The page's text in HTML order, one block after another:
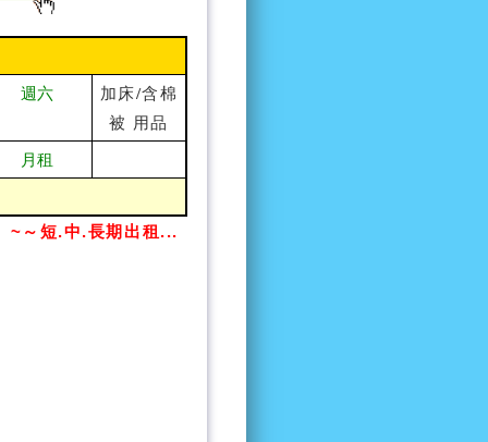
週六
加床/含棉
被 用品
月租
～短.中.長期出租...